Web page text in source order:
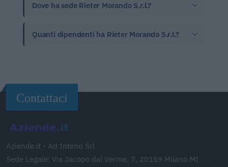
Dove ha sede Rieter Morando S.r.l.?
Quanti dipendenti ha Rieter Morando S.r.l.?
Contattaci
Aziende.it - Ad Intend Srl
Sede Legale: Via Jacopo dal Verme, 7, 20159 Milano MI